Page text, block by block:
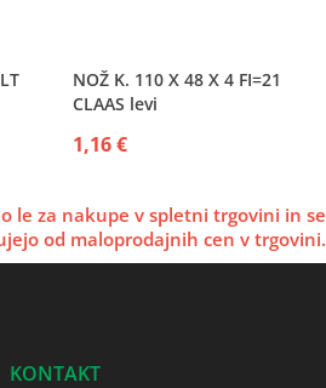
NOŽ K. 110 X 48 X 4 FI=21
CLAAS levi
1,16 €
le za nakupe v spletni trgovini in se
od maloprodajnih cen v trgovini.
KONTAKT